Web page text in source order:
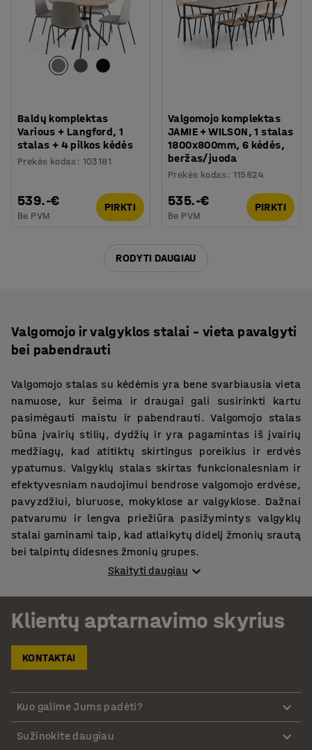
Baldų komplektas
Various + Langford, 1
stalas + 4 pilkos kėdės
Prekės kodas : 103181
539.-€
Be PVM
PIRKTI
Valgomojo komplektas
JAMIE + WILSON, 1 stalas
1800x800mm, 6 kėdės,
beržas/juoda
Prekės kodas : 115824
535.-€
Be PVM
PIRKTI
RODYTI DAUGIAU
Valgomojo ir valgyklos stalai – vieta pavalgyti
bei pabendrauti
Valgomojo stalas su kėdėmis yra bene svarbiausia vieta
namuose, kur šeima ir draugai gali susirinkti kartu
pasimėgauti maistu ir pabendrauti. Valgomojo stalas
būna įvairių stilių, dydžių ir yra pagamintas iš įvairių
medžiagų, kad atitiktų skirtingus poreikius ir erdvės
ypatumus. Valgyklų stalas skirtas funkcionalesniam ir
efektyvesniam naudojimui bendrose valgomojo erdvėse,
pavyzdžiui, biuruose, mokyklose ar valgyklose. Dažnai
patvarumu ir lengva priežiūra pasižymintys valgyklų
stalai gaminami taip, kad atlaikytų didelį žmonių srautą
bei talpintų didesnes žmonių grupes.
Vienas svarbiausių svetainės baldų – valgomojo stalas –
paprastai yra didesnis baldas, skirtas šeimos bei svečių
susirinkimams. Šie stalai būna įvairių formų ir dydžių,
kad tiktų skirtingam valgomojo ar svetainės
Virtuvinis stalas – funkcionalus virtuvės baldas
Skaityti daugiau
Klientų aptarnavimo skyrius
KONTAKTAI
Kuo galime Jums padėti?
Sužinokite daugiau